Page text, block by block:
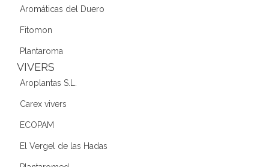
Aromáticas del Duero
Fitomon
Plantaroma
VIVERS
Aroplantas S.L.
Carex vivers
ECOPAM
El Vergel de las Hadas